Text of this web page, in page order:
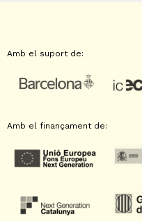
Amb el suport de:
Amb el finançament de: